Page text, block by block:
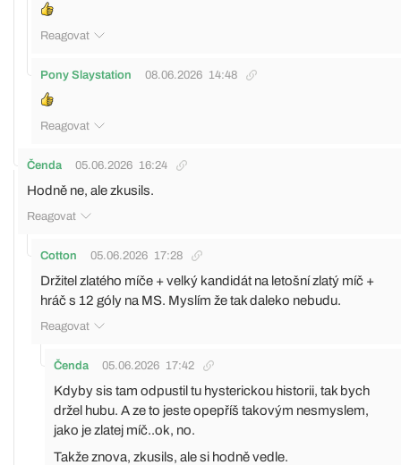
Reagovat
Pony Slaystation 08.06.2026 14:48
Reagovat
Čenda 05.06.2026 16:24
Hodně ne, ale zkusils.
Reagovat
Cotton 05.06.2026 17:28
Držitel zlatého míče + velký kandidát na letošní zlatý míč +
hráč s 12 góly na MS. Myslím že tak daleko nebudu.
Reagovat
Čenda 05.06.2026 17:42
Kdyby sis tam odpustil tu hysterickou historii, tak bych
držel hubu. A ze to jeste opepříš takovým nesmyslem,
jako je zlatej míč..ok, no.
Takže znova, zkusils, ale si hodně vedle.